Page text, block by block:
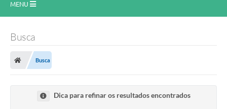
MENU
INSTITUCIONAL
Transparência
Busca
Busca
Dica para refinar os resultados encontrados